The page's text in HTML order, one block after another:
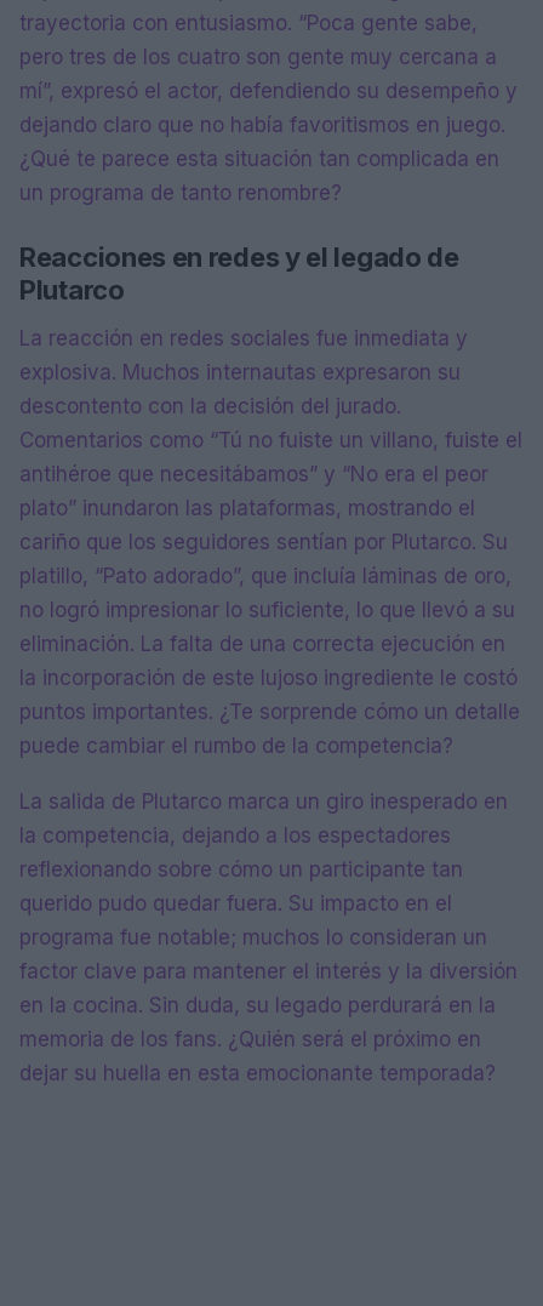
trayectoria con entusiasmo. “Poca gente sabe,
pero tres de los cuatro son gente muy cercana a
mí”, expresó el actor, defendiendo su desempeño y
dejando claro que no había favoritismos en juego.
¿Qué te parece esta situación tan complicada en
un programa de tanto renombre?
Reacciones en redes y el legado de
Plutarco
La reacción en redes sociales fue inmediata y
explosiva. Muchos internautas expresaron su
descontento con la decisión del jurado.
Comentarios como “Tú no fuiste un villano, fuiste el
antihéroe que necesitábamos” y “No era el peor
plato” inundaron las plataformas, mostrando el
cariño que los seguidores sentían por Plutarco. Su
platillo, “Pato adorado”, que incluía láminas de oro,
no logró impresionar lo suficiente, lo que llevó a su
eliminación. La falta de una correcta ejecución en
la incorporación de este lujoso ingrediente le costó
puntos importantes. ¿Te sorprende cómo un detalle
puede cambiar el rumbo de la competencia?
La salida de Plutarco marca un giro inesperado en
la competencia, dejando a los espectadores
reflexionando sobre cómo un participante tan
querido pudo quedar fuera. Su impacto en el
programa fue notable; muchos lo consideran un
factor clave para mantener el interés y la diversión
en la cocina. Sin duda, su legado perdurará en la
memoria de los fans. ¿Quién será el próximo en
dejar su huella en esta emocionante temporada?